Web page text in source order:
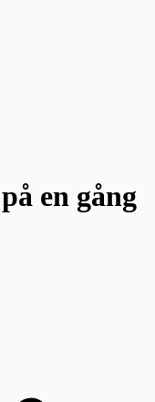
på en gång